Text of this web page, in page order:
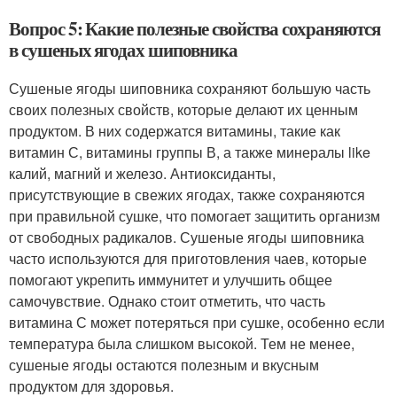
Вопрос 5: Какие полезные свойства сохраняются
в сушеных ягодах шиповника
Сушеные ягоды шиповника сохраняют большую часть
своих полезных свойств, которые делают их ценным
продуктом. В них содержатся витамины, такие как
витамин С, витамины группы В, а также минералы like
калий, магний и железо. Антиоксиданты,
присутствующие в свежих ягодах, также сохраняются
при правильной сушке, что помогает защитить организм
от свободных радикалов. Сушеные ягоды шиповника
часто используются для приготовления чаев, которые
помогают укрепить иммунитет и улучшить общее
самочувствие. Однако стоит отметить, что часть
витамина С может потеряться при сушке, особенно если
температура была слишком высокой. Тем не менее,
сушеные ягоды остаются полезным и вкусным
продуктом для здоровья.